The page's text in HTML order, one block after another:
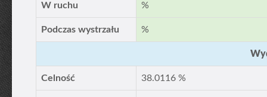
W ruchu %
Podczas wystrzału %
Celność 38.0116 %